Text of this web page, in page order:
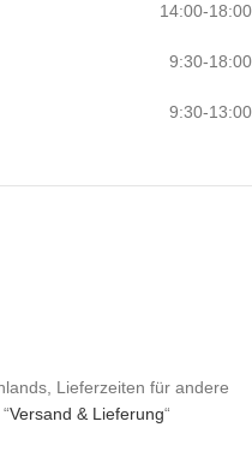
14:00-18:00
9:30-18:00
9:30-13:00
Lieferzeiten für andere
Versand & Lieferung“